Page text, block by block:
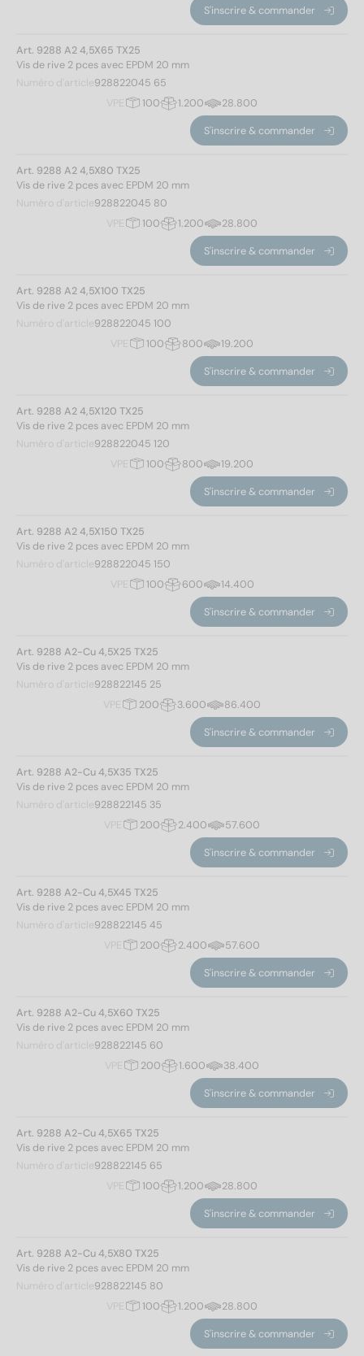
Norm No.
A2
(9)
A2/Cu (8)
4,5 (17)
Longueur totale
25 (2)
35 (2)
45
(2)
100 (2)
120
(2)
Modèle de filetage
Hauteur de la tête
2,35 (17)
Tête bombée (17)
S'inscrire & commander
Art. 9288 A2 4,5X65 TX25
Vis de rive 2 pces avec EPDM 20 mm
Numéro d'article 928822045 65
VPE
100 1.200 28.800
S'inscrire & commander
Art. 9288 A2 4,5X80 TX25
Vis de rive 2 pces avec EPDM 20 mm
Numéro d'article 928822045 80
VPE
100 1.200 28.800
S'inscrire & commander
Art. 9288 A2 4,5X100 TX25
Vis de rive 2 pces avec EPDM 20 mm
Numéro d'article 928822045 100
VPE
100 800 19.200
S'inscrire & commander
Art. 9288 A2 4,5X120 TX25
Vis de rive 2 pces avec EPDM 20 mm
Numéro d'article 928822045 120
VPE
100 800 19.200
S'inscrire & commander
Art. 9288 A2 4,5X150 TX25
Vis de rive 2 pces avec EPDM 20 mm
Numéro d'article 928822045 150
VPE
100 600 14.400
S'inscrire & commander
Art. 9288 A2-Cu 4,5X25 TX25
Vis de rive 2 pces avec EPDM 20 mm
Numéro d'article 928822145 25
VPE
200 3.600 86.400
S'inscrire & commander
Art. 9288 A2-Cu 4,5X35 TX25
Vis de rive 2 pces avec EPDM 20 mm
Numéro d'article 928822145 35
VPE
200 2.400 57.600
S'inscrire & commander
Art. 9288 A2-Cu 4,5X45 TX25
Vis de rive 2 pces avec EPDM 20 mm
Numéro d'article 928822145 45
VPE
200 2.400 57.600
S'inscrire & commander
Art. 9288 A2-Cu 4,5X60 TX25
Vis de rive 2 pces avec EPDM 20 mm
Numéro d'article 928822145 60
VPE
200 1.600 38.400
S'inscrire & commander
Art. 9288 A2-Cu 4,5X65 TX25
Vis de rive 2 pces avec EPDM 20 mm
Numéro d'article 928822145 65
VPE
100 1.200 28.800
S'inscrire & commander
Art. 9288 A2-Cu 4,5X80 TX25
Vis de rive 2 pces avec EPDM 20 mm
Numéro d'article 928822145 80
VPE
100 1.200 28.800
S'inscrire & commander